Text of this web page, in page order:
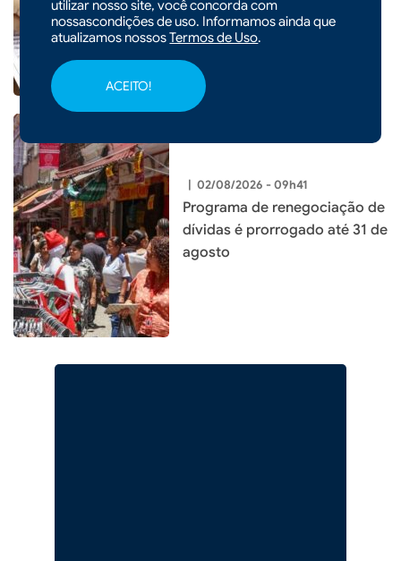
utilizar nosso site, você concorda com
nossascondições de uso. Informamos ainda que
atualizamos nossosTermos de Uso.
ACEITO!
| 02/08/2026 - 09h41
Programa de renegociação de
dívidas é prorrogado até 31 de
agosto